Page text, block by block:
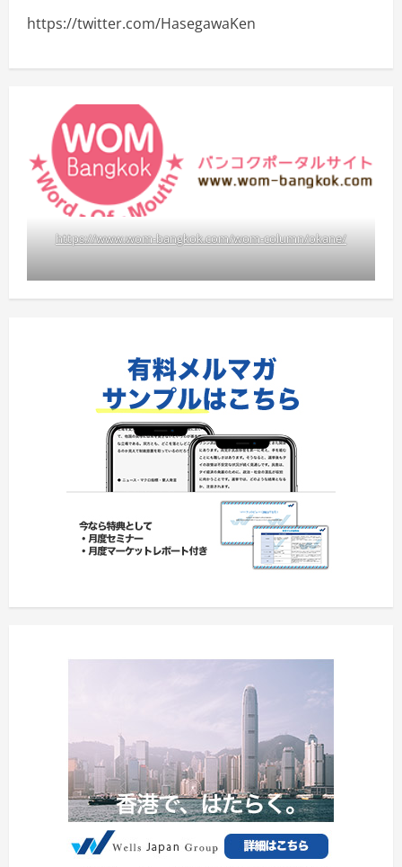
https://twitter.com/HasegawaKen
https://www.wom-bangkok.com/wom-column/okane/